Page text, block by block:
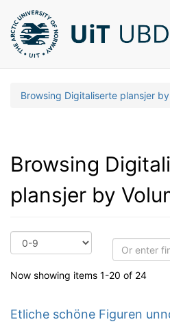
Browsing Digitaliserte plansjer
Browsing
plansjer by
Now showing items 1-20 of 24
Etliche schöne Figuren